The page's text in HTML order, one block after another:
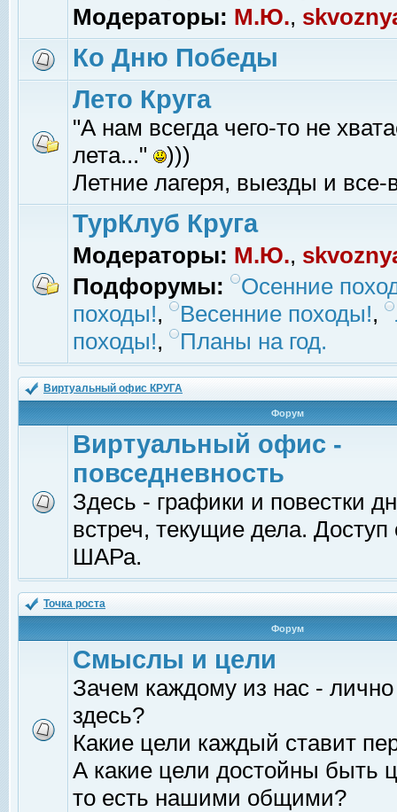
Модераторы: М.Ю.,
Ко Дню Победы
Лето Круга
"А нам всегда чего-то не
лета..."
)))
Летние лагеря, выезды и все-
ТурКлуб Круга
Модераторы: М.Ю.,
Подфорумы:
Осенние
походы!, Весенние походы!,
походы!, Планы на год.
Виртуальный офис КРУГА
Форум
Виртуальный офис -
повседневность
Здесь - графики и повестки
встреч, текущие дела.
ШАРа.
Точка роста
Форум
Смыслы и цели
Зачем каждому из нас -
здесь?
Какие цели каждый ставит
А какие цели достойны быть
то есть нашими общими?